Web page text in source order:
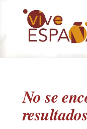
No se
resultados